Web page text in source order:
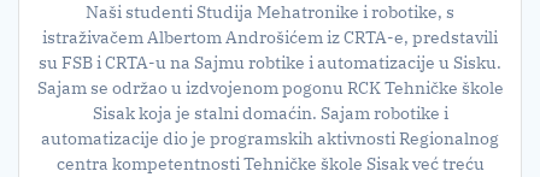
Naši studenti Studija Mehatronike i robotike, s
istraživačem Albertom Androšićem iz CRTA-e, predstavili
su FSB i CRTA-u na Sajmu robtike i automatizacije u Sisku.
Sajam se održao u izdvojenom pogonu RCK Tehničke škole
Sisak koja je stalni domaćin. Sajam robotike i
automatizacije dio je programskih aktivnosti Regionalnog
centra kompetentnosti Tehničke škole Sisak već treću